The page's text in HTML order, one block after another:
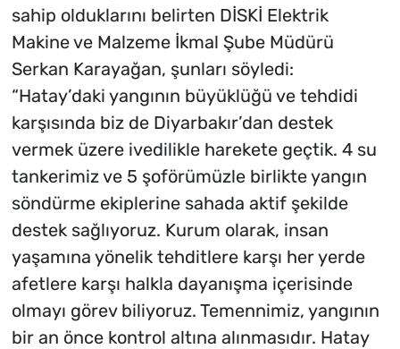
sahip olduklarını belirten DİSKİ Elektrik
Makine ve Malzeme İkmal Şube Müdürü
Serkan Karayağan, şunları söyledi:
“Hatay’daki yangının büyüklüğü ve tehdidi
karşısında biz de Diyarbakır’dan destek
vermek üzere ivedilikle harekete geçtik. 4 su
tankerimiz ve 5 şoförümüzle birlikte yangın
söndürme ekiplerine sahada aktif şekilde
destek sağlıyoruz. Kurum olarak, insan
yaşamına yönelik tehditlere karşı her yerde
afetlere karşı halkla dayanışma içerisinde
olmayı görev biliyoruz. Temennimiz, yangının
bir an önce kontrol altına alınmasıdır. Hatay